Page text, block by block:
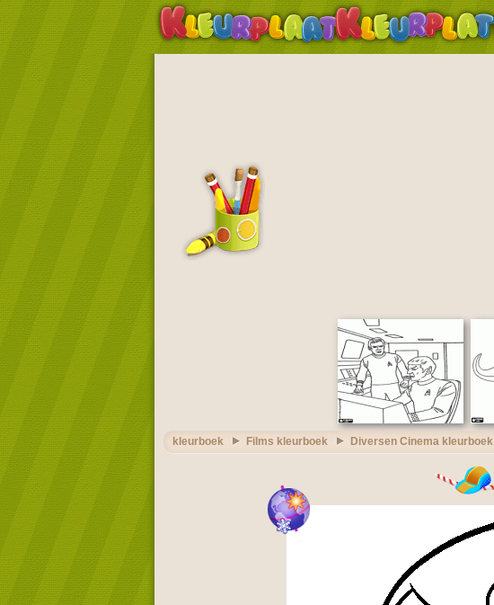
kleurboek Films kleurboek Diversen Cinema kleurboek